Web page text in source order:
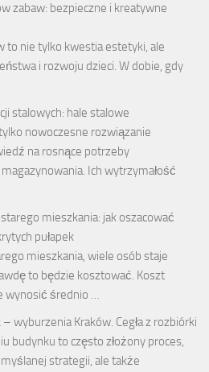
zabaw: bezpieczne i kreatywne
to nie tylko kwestia estetyki, ale
i rozwoju dzieci. W dobie, gdy
stalowych: hale stalowe
nowoczesne rozwiązanie
na rosnące potrzeby
Ich wytrzymałość
mieszkania: jak oszacować
pułapek
mieszkania, wiele osób staje
to będzie kosztować. Koszt
wynosić średnio …
wyburzenia Kraków. Cegła z rozbiórki
budynku to często złożony proces,
strategii, ale także